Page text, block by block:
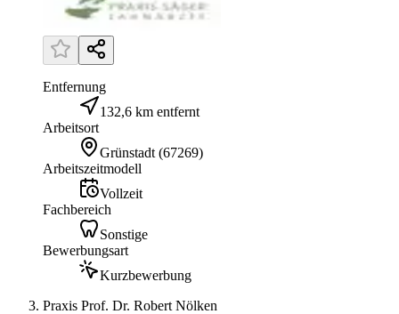
Entfernung
132,6 km entfernt
Arbeitsort
Grünstadt (67269)
Arbeitszeitmodell
Vollzeit
Fachbereich
Sonstige
Bewerbungsart
Kurzbewerbung
Praxis Prof. Dr. Robert Nölken